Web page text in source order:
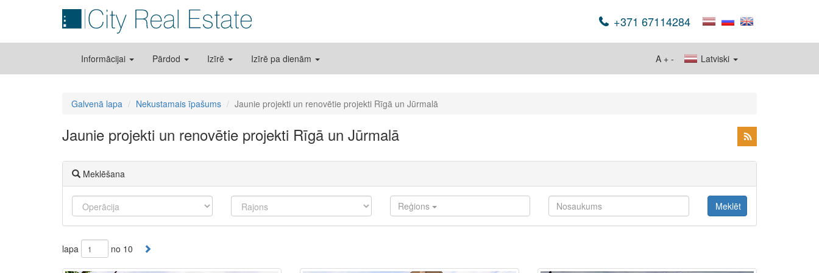
+371 67114284
Informācijai Pārdod Izīrē Izīrē pa dienām Latviski
A + -
Galvenā lapa Nekustamais īpašums Jaunie projekti un renovētie projekti Rīgā un Jūrmalā
Jaunie projekti un renovētie projekti Rīgā un Jūrmalā
Meklēšana
Reģions Meklēt
lapa no 10